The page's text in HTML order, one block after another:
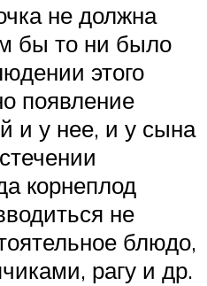
не должна
бы то ни было
этого
появление
и у нее, и у сына
корнеплод
не
блюдо,
рагу и др.